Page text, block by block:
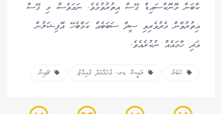
ކާބަން މޮނޮކްސައިޑް ގޭސް އިތުރުވުމެވެ. ނަމަވެސް، މި ގޭސް
އިތުރުވާން މެދުވެރިވި ސީދާ ސަބަބެއް ކަމާބެހޭ އޮފިޝަލުން
އަދި ހާމައެއް ނުކުރެއެވެ.
ހަބަރު ރައީސް ޑރ. މުހައްމަދު މުއިއްޒު ޗައިނާ